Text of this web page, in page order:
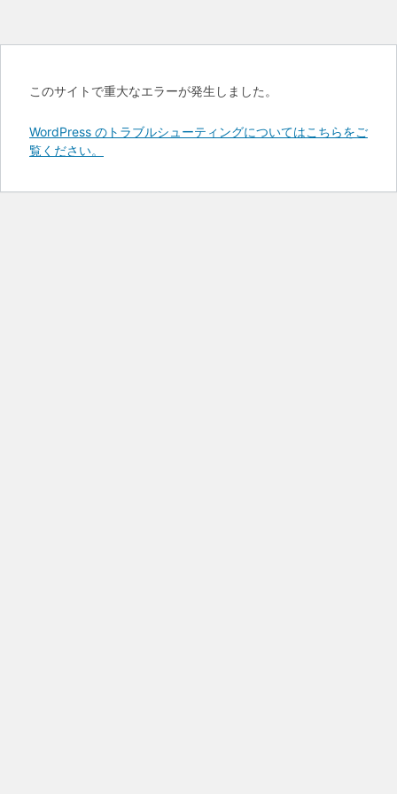
このサイトで重大なエラーが発生しました。
WordPress のトラブルシューティングについてはこちらをご
覧ください。